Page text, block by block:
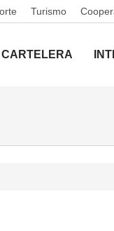
Turismo
CARTELERA